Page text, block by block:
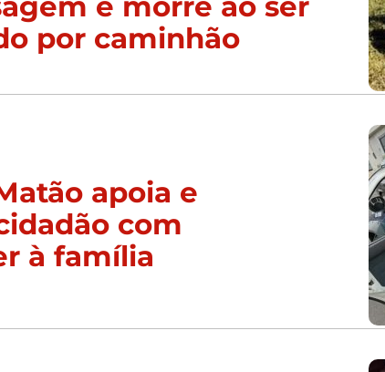
por caminhão
apoia e
com
à família